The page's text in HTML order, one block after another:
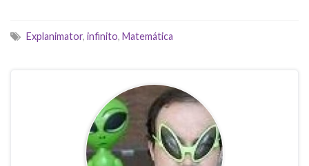
Explanimator, infinito, Matemática